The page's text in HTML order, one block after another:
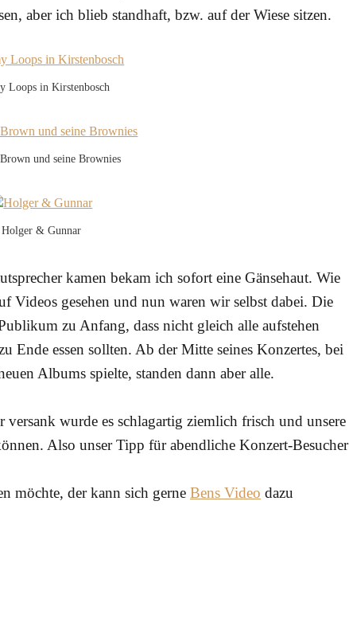
aber ich blieb standhaft, bzw. auf der Wiese sitzen.
Loops in Kirstenbosch
und seine Brownies
Holger & Gunnar
kamen bekam ich sofort eine Gänsehaut. Wie
Videos gesehen und nun waren wir selbst dabei. Die
zu Anfang, dass nicht gleich alle aufstehen
Ende essen sollten. Ab der Mitte seines Konzertes, bei
Albums spielte, standen dann aber alle.
wurde es schlagartig ziemlich frisch und unsere
Also unser Tipp für abendliche Konzert-Besucher
möchte, der kann sich gerne Bens Video dazu